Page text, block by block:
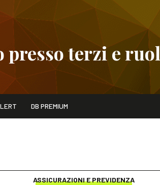
terzi e
/ 29 settembre
DB PREMIUM
Cerca nel sito
ASSICURAZIONI E PREVIDENZA